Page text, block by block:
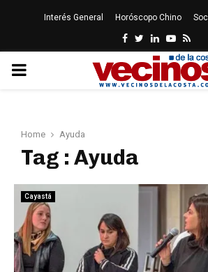
Interés General Horóscopo Chino
Facebook
Twitter
LinkedinYoutube
Rss
PRIMARY
Home Ayuda
Tag : Ayuda
Cayastá